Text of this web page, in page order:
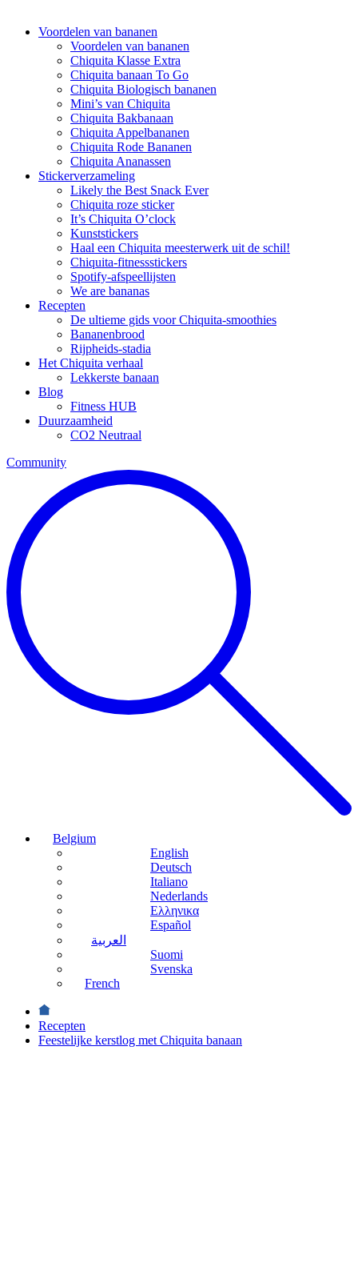
Voordelen van bananen
Voordelen van bananen
Chiquita Klasse Extra
Chiquita banaan To Go
Chiquita Biologisch bananen
Mini’s van Chiquita
Chiquita Bakbanaan
Chiquita Appelbananen
Chiquita Rode Bananen
Chiquita Ananassen
Stickerverzameling
Likely the Best Snack Ever
Chiquita roze sticker
It’s Chiquita O’clock
Kunststickers
Haal een Chiquita meesterwerk uit de schil!
Chiquita-fitnessstickers
Spotify-afspeellijsten
We are bananas
Recepten
De ultieme gids voor Chiquita-smoothies
Bananenbrood
Rijpheids-stadia
Het Chiquita verhaal
Lekkerste banaan
Blog
Fitness HUB
Duurzaamheid
CO2 Neutraal
Community
Belgium
English
Deutsch
Italiano
Nederlands
Ελληνικα
Español
العربية
Suomi
Svenska
French
Recepten
Feestelijke kerstlog met Chiquita banaan